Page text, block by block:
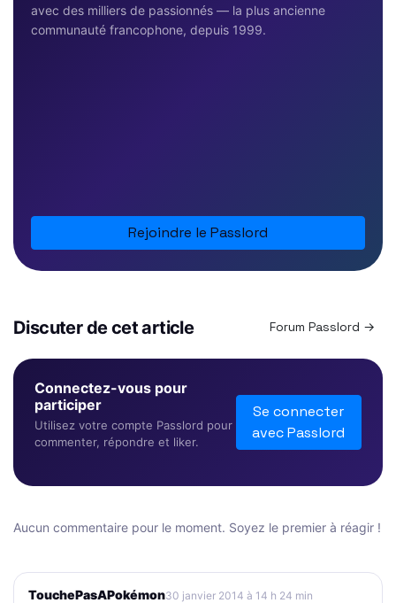
avec des milliers de passionnés — la plus ancienne
communauté francophone, depuis 1999.
Rejoindre le Passlord
Discuter de cet article Forum Passlord →
Connectez-vous pour
participer
Utilisez votre compte Passlord pour
commenter, répondre et liker.
Se connecter
avec Passlord
Aucun commentaire pour le moment. Soyez le premier à réagir !
TouchePasAPokémon30 janvier 2014 à 14 h 24 min